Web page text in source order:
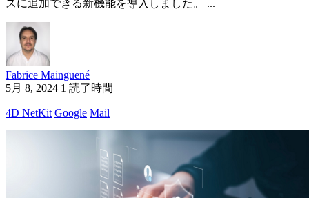
スに追加できる新機能を導入しました。 ...
Fabrice Mainguené
5月 8, 2024 1 読了時間
4D NetKit Google Mail